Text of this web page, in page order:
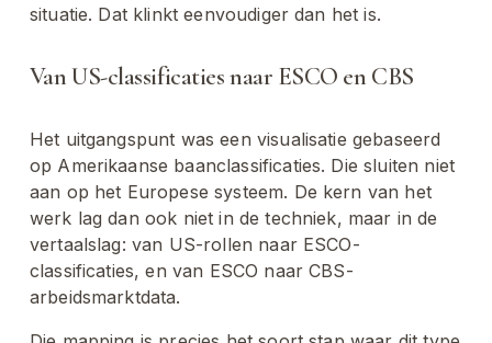
situatie. Dat klinkt eenvoudiger dan het is.
Van US-classificaties naar ESCO en CBS
Het uitgangspunt was een visualisatie gebaseerd
op Amerikaanse baanclassificaties. Die sluiten niet
aan op het Europese systeem. De kern van het
werk lag dan ook niet in de techniek, maar in de
vertaalslag: van US-rollen naar ESCO-
classificaties, en van ESCO naar CBS-
arbeidsmarktdata.